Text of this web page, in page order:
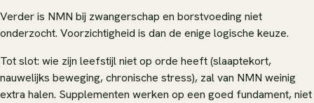
Verder is NMN bij zwangerschap en borstvoeding niet
onderzocht. Voorzichtigheid is dan de enige logische keuze.
Tot slot: wie zijn leefstijl niet op orde heeft (slaaptekort,
nauwelijks beweging, chronische stress), zal van NMN weinig
extra halen. Supplementen werken op een goed fundament, niet